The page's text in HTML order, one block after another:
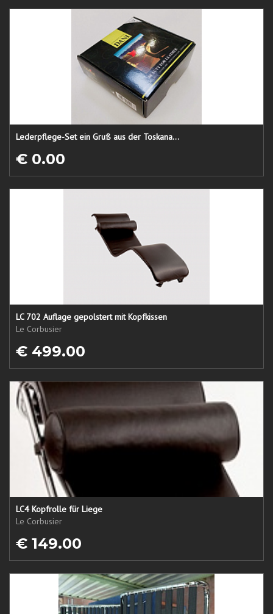
Lederpflege-Set ein Gruß aus der Toskana...
€ 0.00
LC 702 Auflage gepolstert mit Kopfkissen
Le Corbusier
€ 499.00
LC4 Kopfrolle für Liege
Le Corbusier
€ 149.00